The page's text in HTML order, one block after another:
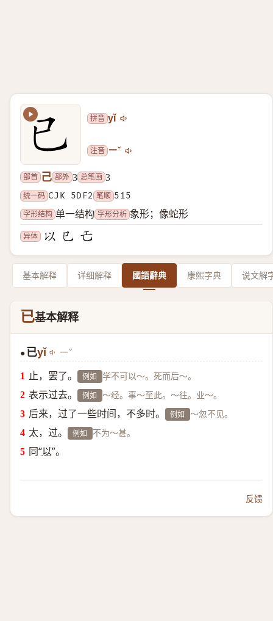
拼音 yǐ
注音 ㄧˇ
部首 己 部外 3 总笔画 3
统一码 CJK 5DF2 笔顺 515
字形结构 单一结构 字形分析 象形；像蛇形
异体
基本解释 详细解释 國語辭典 康熙字典 说文解
已基本解释
● 已yǐ ㄧˇ
止，罢了。 例如 学不可以～。死而后～。
表示过去。 例如 ～经。事～至此。～往。业～。
后来，过了一些时间，不多时。 例如 ～忽不见。
太，过。 例如 不为～甚。
同“以”。
反馈